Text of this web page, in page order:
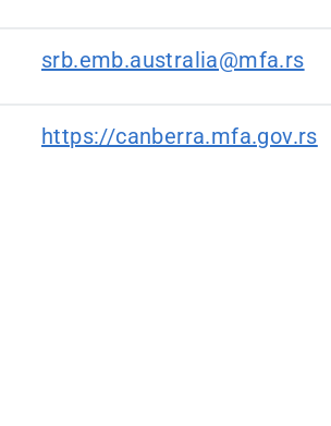
srb.emb.australia@mfa.rs
https://canberra.mfa.gov.rs